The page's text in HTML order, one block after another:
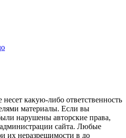
какую-либо ответственность
материалы. Если вы
нарушены авторские права,
сайта. Любые
их неразрешимости в до